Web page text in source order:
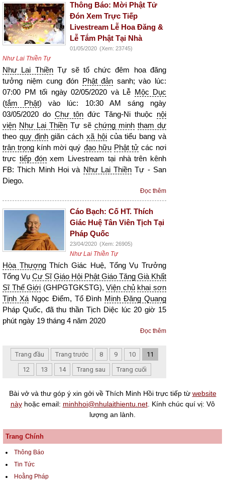
Thông Báo: Mời Phật Tử
Đón Xem Trực Tiếp
Livestream Lễ Hoa Đăng &
Lễ Tắm Phật Tại Nhà
01/05/2020 (Xem: 23745)
Như Lai Thiền Tự
Như Lai ThiềnTự sẽ tổ chức đêm hoa đăng
tưởng niệm cung đón Phật đản sanh; vào lúc:
07:00 PM tối ngày 02/05/2020 và Lễ Mộc Dục
(tắm Phật) vào lúc: 10:30 AM sáng ngày
03/05/2020 do Chư tôn đức Tăng-Ni thuộc nội
viện Như Lai Thiền Tự sẽ chứng minh tham dự
theo quy địnhgiãn cáchxã hộicủa tiểu bang và
trân trọng kính mời quý đạo hữu Phật tửcác nơi
trực tiếp đónxem Livestream tại nhà trên kênh
FB: Thich Minh Hoi và Như Lai Thiền Tự - San
Diego.
Đọc thêm
Cáo Bạch: Cố HT. Thích
Giác Huệ Tân Viên Tịch Tại
Pháp Quốc
23/04/2020 (Xem: 26905)
Như Lai Thiền Tự
Hòa ThượngThích Giác Huệ, Tổng Vụ Trưởng
Tổng Vụ Cư Sĩ Giáo Hội Phật Giáo Tăng Già Khất
Sĩ Thế Giới (GHPGTGKSTG),Viện chủ khai sơn
Tịnh XáNgọc Điểm, Tổ Đình Minh Đăng Quang
Pháp Quốc, đã thu thần Tịch Diệc lúc 20 giờ 15
phút ngày 19 tháng 4 năm 2020
Đọc thêm
Trang đầu Trang trước 8 9 10
11
12
13 14 Trang sau Trang cuối
Bài vở và thư góp ý xin gởi về Thích Minh Hồi trực tiếp từ website
nàyhoặc email: minhhoi@nhulaithientu.net. Kính chúc quí vị: Vô
lượng an lành.
Trang Chính
Thông Báo
Tin Tức
Hoằng Pháp